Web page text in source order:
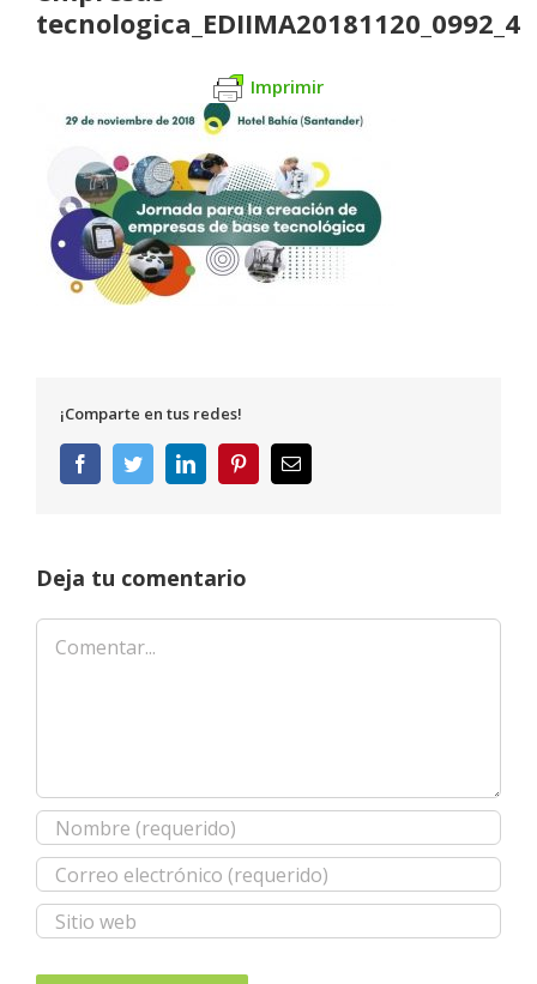
tecnologica_EDIIMA20181120_0992_4
Imprimir
¡Comparte en tus redes!
FacebookTwitterLinkedInPinterestCorreo
electrónico
Deja tu comentario
Comentar